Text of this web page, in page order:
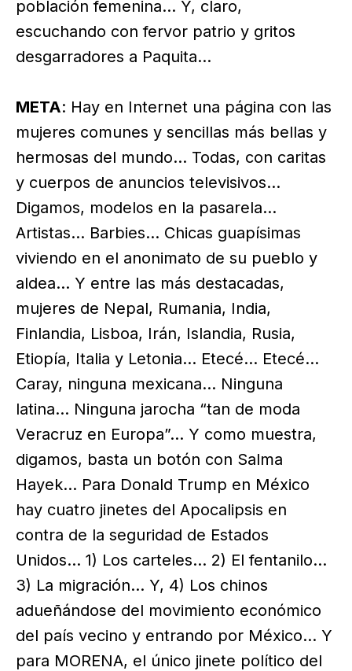
población femenina… Y, claro,
escuchando con fervor patrio y gritos
desgarradores a Paquita…
META: Hay en Internet una página con las
mujeres comunes y sencillas más bellas y
hermosas del mundo… Todas, con caritas
y cuerpos de anuncios televisivos…
Digamos, modelos en la pasarela…
Artistas… Barbies… Chicas guapísimas
viviendo en el anonimato de su pueblo y
aldea… Y entre las más destacadas,
mujeres de Nepal, Rumania, India,
Finlandia, Lisboa, Irán, Islandia, Rusia,
Etiopía, Italia y Letonia… Etecé… Etecé…
Caray, ninguna mexicana… Ninguna
latina… Ninguna jarocha “tan de moda
Veracruz en Europa”… Y como muestra,
digamos, basta un botón con Salma
Hayek… Para Donald Trump en México
hay cuatro jinetes del Apocalipsis en
contra de la seguridad de Estados
Unidos… 1) Los carteles… 2) El fentanilo…
3) La migración… Y, 4) Los chinos
adueñándose del movimiento económico
del país vecino y entrando por México… Y
para MORENA, el único jinete político del